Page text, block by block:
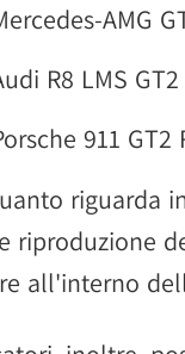
AMG
R8 LMS GT2
911
riguarda
riproduzione
all'interno